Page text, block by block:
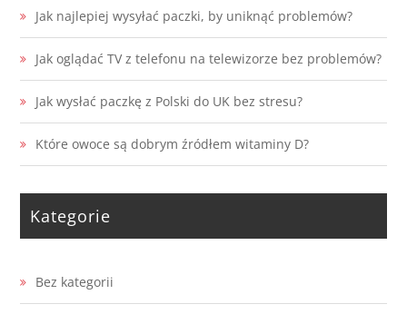
Jak najlepiej wysyłać paczki, by uniknąć problemów?
Jak oglądać TV z telefonu na telewizorze bez problemów?
Jak wysłać paczkę z Polski do UK bez stresu?
Które owoce są dobrym źródłem witaminy D?
Kategorie
Bez kategorii